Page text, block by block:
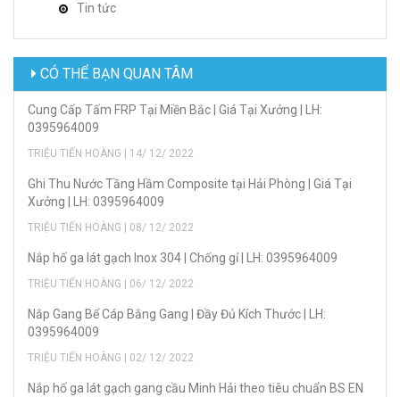
Tin tức
CÓ THỂ BẠN QUAN TÂM
Cung Cấp Tấm FRP Tại Miền Bắc | Giá Tại Xưởng | LH:
0395964009
TRIỆU TIẾN HOÀNG | 14/ 12/ 2022
Ghi Thu Nước Tầng Hầm Composite tại Hải Phòng | Giá Tại
Xưởng | LH: 0395964009
TRIỆU TIẾN HOÀNG | 08/ 12/ 2022
Nắp hố ga lát gạch Inox 304 | Chống gỉ | LH: 0395964009
TRIỆU TIẾN HOÀNG | 06/ 12/ 2022
Nắp Gang Bể Cáp Bằng Gang | Đầy Đủ Kích Thước | LH:
0395964009
TRIỆU TIẾN HOÀNG | 02/ 12/ 2022
Nắp hố ga lát gạch gang cầu Minh Hải theo tiêu chuẩn BS EN